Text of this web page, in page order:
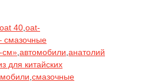
40 oat-
смазочные
см» автомобили анатолий
для китайских
смазочные